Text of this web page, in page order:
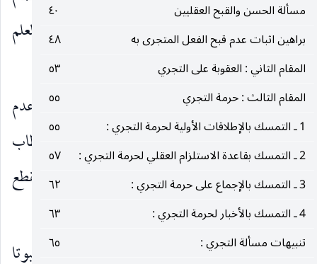
مسألة الحسن والقبح العقليين
٤٠
براهين اثبات عدم قبح الفعل المتجرى به
٤٨
المقام الثاني : العقوبة على التجري
٥٣
المقام الثالث : حرمة التجري
٥٥
1 ـ التمسك بالإطلاقات الأولية لحرمة التجري :
٥٥
2 ـ التمسك بقاعدة الاستلزام العقلي لحرمة التجري :
٥٧
3 ـ التمسك بالإجماع على حرمة التجري :
٦٢
4 ـ التمسك بالأخبار لحرمة التجري :
٦٣
تنبيهات مسألة التجري :
٦٥
ما هو الملاك بافتراض ان من جملة ما هو دخيل فيه العلم
الخاصّ مثلا.
وثالثا ـان الدليل العقلي قد يكون برهانا على عدم
الحكم لا على ثبوته ، كما لو حصل يقين بعدم الخطاب
الترتبي لاستحالته مثلا ولا يعقل جعل إلزام مشروط بقطع
المكلف بعدم الإلزام كما هو واضح.
ثم لو فرض تمامية الوجوه المذكورة أو بعضها ثبوتا